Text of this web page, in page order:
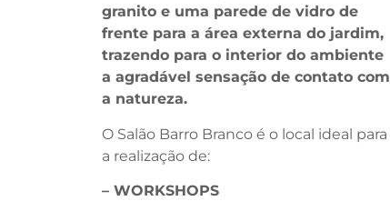
granito e uma parede de vidro de
frente para a área externa do jardim,
trazendo para o interior do ambiente
a agradável sensação de contato com
a natureza.
O Salão Barro Branco é o local ideal para
a realização de:
– WORKSHOPS